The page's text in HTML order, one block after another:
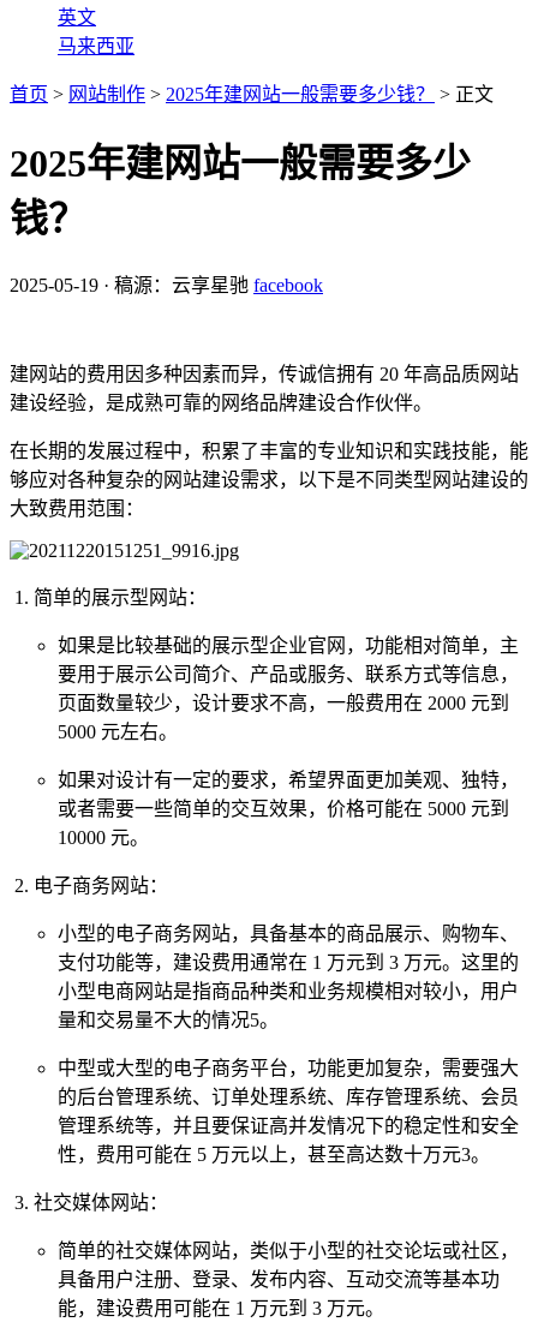
英文
马来西亚
首页 > 网站制作 > 2025年建网站一般需要多少钱？ > 正文
2025年建网站一般需要多少
钱？
2025-05-19 · 稿源：云享星驰 facebook
建网站的费用因多种因素而异，传诚信拥有 20 年高品质网站
建设经验，是成熟可靠的网络品牌建设合作伙伴。
在长期的发展过程中，积累了丰富的专业知识和实践技能，能
够应对各种复杂的网站建设需求，以下是不同类型网站建设的
大致费用范围：
简单的展示型网站：
如果是比较基础的展示型企业官网，功能相对简单，主
要用于展示公司简介、产品或服务、联系方式等信息，
页面数量较少，设计要求不高，一般费用在 2000 元到
5000 元左右。
如果对设计有一定的要求，希望界面更加美观、独特，
或者需要一些简单的交互效果，价格可能在 5000 元到
10000 元。
电子商务网站：
小型的电子商务网站，具备基本的商品展示、购物车、
支付功能等，建设费用通常在 1 万元到 3 万元。这里的
小型电商网站是指商品种类和业务规模相对较小，用户
量和交易量不大的情况5。
中型或大型的电子商务平台，功能更加复杂，需要强大
的后台管理系统、订单处理系统、库存管理系统、会员
管理系统等，并且要保证高并发情况下的稳定性和安全
性，费用可能在 5 万元以上，甚至高达数十万元3。
社交媒体网站：
简单的社交媒体网站，类似于小型的社交论坛或社区，
具备用户注册、登录、发布内容、互动交流等基本功
能，建设费用可能在 1 万元到 3 万元。